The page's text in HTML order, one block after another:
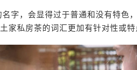
字，会显得过于普通和没有特色
家私房茶的词汇更加有针对性或特